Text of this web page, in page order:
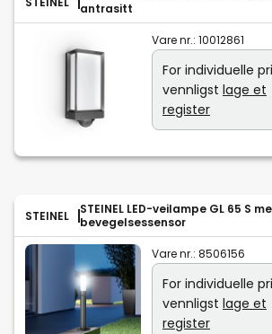
antrasitt
Vare nr.: 10012861
For individuelle
vennligst lage et
register
STEINEL
STEINEL LED-veilampe GL 65 S
bevegelsessensor
Vare nr.: 8506156
For individuelle
vennligst lage et
register